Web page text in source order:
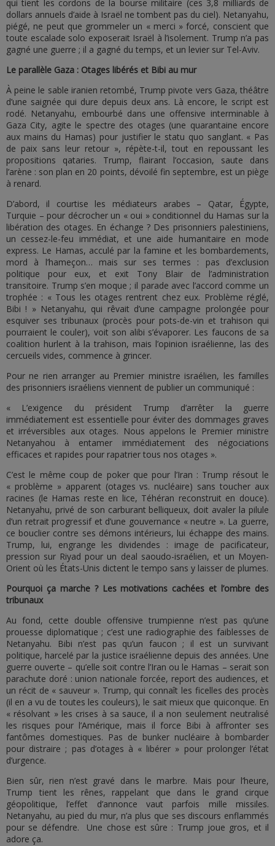
qui tient les cordons de la bourse militaire (ces 3,8 milliards de
dollars annuels d’aide à Israël ne tombent pas du ciel). Netanyahu,
piégé, ne peut que grommeler un « merci » forcé, conscient que
toute escalade solo exposerait Israël à l’isolement. Trump n’a pas
gagné une guerre ; il a gagné du temps, et un levier sur Tel-Aviv.
Le parallèle Gaza : Otages libérés et Bibi au mur
À peine le sable iranien retombé, Trump pivote vers Gaza, théâtre
d’une saignée qui dure depuis deux ans. Là encore, le script est
rodé. Netanyahu, embourbé dans une offensive interminable à
Gaza City, agite le spectre des otages (une quarantaine encore
aux mains du Hamas) pour justifier le statu quo sanglant. « Pas
de paix sans leur retour », répète-t-il, tout en repoussant les
propositions qataries. Trump, flairant l’occasion, saute dans
l’arène : son plan en 20 points, dévoilé fin septembre, est un piège
à renard.
D’abord, il courtise les médiateurs arabes – Qatar, Égypte,
Turquie – pour décrocher un « oui » conditionnel du Hamas sur la
libération des otages. En échange ? Des prisonniers palestiniens,
un cessez-le-feu immédiat, et une aide humanitaire en mode
express. Le Hamas, acculé par la famine et les bombardements,
mord à l’hameçon… mais sur ses termes : pas d’exclusion
politique pour eux, et exit Tony Blair de l’administration
transitoire. Trump s’en moque ; il parade avec l’accord comme un
trophée : « Tous les otages rentrent chez eux. Problème réglé,
Bibi ! » Netanyahu, qui rêvait d’une campagne prolongée pour
esquiver ses tribunaux (procès pour pots-de-vin et trahison qui
pourraient le couler), voit son alibi s’évaporer. Les faucons de sa
coalition hurlent à la trahison, mais l’opinion israélienne, las des
cercueils vides, commence à grincer.
Pour ne rien arranger au Premier ministre israélien, les familles
des prisonniers israéliens viennent de publier un communiqué :
« L’exigence du président Trump d’arrêter la guerre
immédiatement est essentielle pour éviter des dommages graves
et irréversibles aux otages. Nous appelons le Premier ministre
Netanyahou à entamer immédiatement des négociations
efficaces et rapides pour rapatrier tous nos otages ».
C’est le même coup de poker que pour l’Iran : Trump résout le
« problème » apparent (otages vs. nucléaire) sans toucher aux
racines (le Hamas reste en lice, Téhéran reconstruit en douce).
Netanyahu, privé de son carburant belliqueux, doit avaler la pilule
d’un retrait progressif et d’une gouvernance « neutre ». La guerre,
ce bouclier contre ses démons intérieurs, lui échappe des mains.
Trump, lui, engrange les dividendes : image de pacificateur,
pression sur Riyad pour un deal saoudo-israélien, et un Moyen-
Orient où les États-Unis dictent le tempo sans y laisser de plumes.
Pourquoi ça marche ? Les motivations cachées et l’ombre des
tribunaux
Au fond, cette double offensive trumpienne n’est pas qu’une
prouesse diplomatique ; c’est une radiographie des faiblesses de
Netanyahu. Bibi n’est pas qu’un faucon ; il est un survivant
politique, harcelé par la justice israélienne depuis des années. Une
guerre ouverte – qu’elle soit contre l’Iran ou le Hamas – serait son
parachute doré : union nationale forcée, report des audiences, et
un récit de « sauveur ». Trump, qui connaît les ficelles des procès
(il en a vu de toutes les couleurs), le sait mieux que quiconque. En
« résolvant » les crises à sa sauce, il a non seulement neutralisé
les risques pour l’Amérique, mais il force Bibi à affronter ses
fantômes domestiques. Pas de bunker nucléaire à bombarder
pour distraire ; pas d’otages à « libérer » pour prolonger l’état
d’urgence.
Bien sûr, rien n’est gravé dans le marbre. Mais pour l’heure,
Trump tient les rênes, rappelant que dans le grand cirque
géopolitique, l’effet d’annonce vaut parfois mille missiles.
Netanyahu, au pied du mur, n’a plus que ses discours enflammés
pour se défendre. Une chose est sûre : Trump joue gros, et il
adore ça.